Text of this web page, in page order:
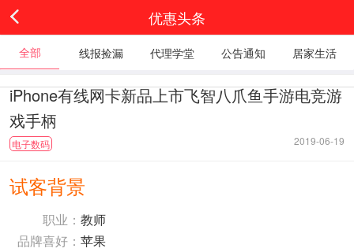
优惠头条
全部 线报捡漏 代理学堂 公告通知 居家生活
iPhone有线网卡新品上市飞智八爪鱼手游电竞游
戏手柄
电子数码 2019-06-19
试客背景
职业： 教师
品牌喜好： 苹果